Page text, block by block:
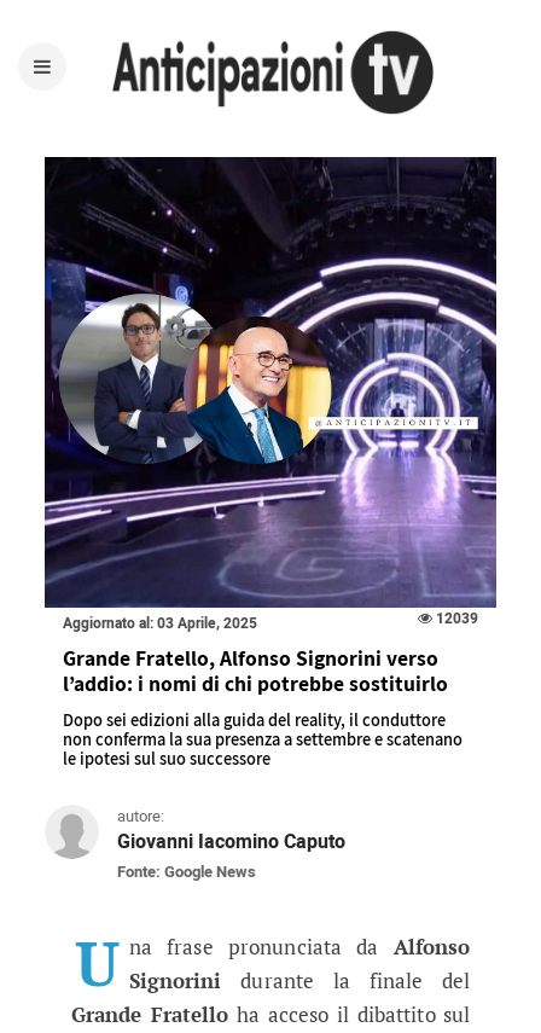
Aggiornato al: 03 Aprile, 2025 12039
Grande Fratello, Alfonso Signorini verso
l’addio: i nomi di chi potrebbe sostituirlo
Dopo sei edizioni alla guida del reality, il conduttore
non conferma la sua presenza a settembre e scatenano
le ipotesi sul suo successore
autore:
Giovanni Iacomino Caputo
Fonte: Google News
Grande Fratello, Alfonso
U na frase pronunciata da Alfonso
Signorini durante la finale del
Grande Fratello ha acceso il dibattito sul